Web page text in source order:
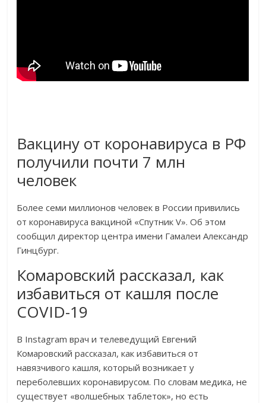
Вакцину от коронавируса в РФ
получили почти 7 млн
человек
Более семи миллионов человек в России привились
от коронавируса вакциной «Спутник V». Об этом
сообщил директор центра имени Гамалеи Александр
Гинцбург.
Комаровский рассказал, как
избавиться от кашля после
COVID-19
В Instagram врач и телеведущий Евгений
Комаровский рассказал, как избавиться от
навязчивого кашля, который возникает у
переболевших коронавирусом. По словам медика, не
существует «волшебных таблеток», но есть